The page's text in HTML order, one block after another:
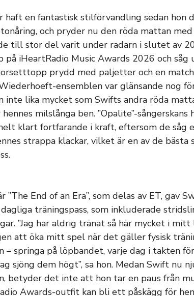
haft en fantastisk stilförvandling sedan hon
och pryder nu den röda mattan
till stor del varit under radarn i slutet av
på iHeartRadio Music Awards 2026 och
prydd med paljetter och en
ensemblen var glänsande nog
inte lika mycket som Swifts andra röda
milslånga ben. ”Opalite”-
klart fortfarande i kraft, eftersom de såg
strappa klackar, vilket är en av de
”The End of an Era”, som delas av ET, gav
träningspass, som inkluderade
”Jag har aldrig tränat så här mycket i mitt
att öka mitt spel när det gäller fysisk
springa på löpbandet, varje dag i takten
sjöng dem högt”, sa hon. Medan Swift nu
betyder det inte att hon tar en paus från
Awards-outfit kan bli ett påskägg för